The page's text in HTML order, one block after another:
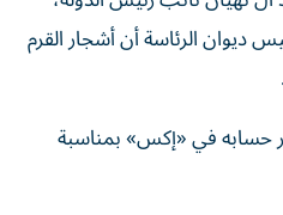
ديوان الرئاسة أن أشجار القرم
حسابه في «إكس» بمناسبة